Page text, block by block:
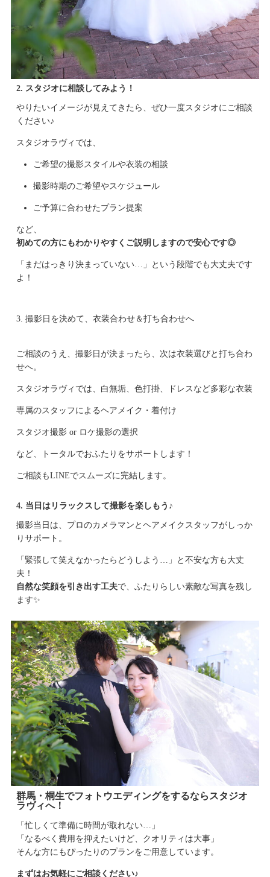
2. スタジオに相談してみよう！
やりたいイメージが見えてきたら、ぜひ一度スタジオにご相談
ください♪
スタジオラヴィでは、
ご希望の撮影スタイルや衣装の相談
撮影時期のご希望やスケジュール
ご予算に合わせたプラン提案
など、
初めての方にもわかりやすくご説明しますので安心です◎
「まだはっきり決まっていない…」という段階でも大丈夫です
よ！
3. 撮影日を決めて、衣装合わせ＆打ち合わせへ
ご相談のうえ、撮影日が決まったら、次は衣装選びと打ち合わ
せへ。
スタジオラヴィでは、白無垢、色打掛、ドレスなど多彩な衣装
専属のスタッフによるヘアメイク・着付け
スタジオ撮影 or ロケ撮影の選択
など、トータルでおふたりをサポートします！
ご相談もLINEでスムーズに完結します。
4. 当日はリラックスして撮影を楽しもう♪
撮影当日は、プロのカメラマンとヘアメイクスタッフがしっか
りサポート。
「緊張して笑えなかったらどうしよう…」と不安な方も大丈
夫！
自然な笑顔を引き出す工夫で、ふたりらしい素敵な写真を残し
ます✨
群馬・桐生でフォトウエディングをするならスタジオ
ラヴィへ！
「忙しくて準備に時間が取れない…」
「なるべく費用を抑えたいけど、クオリティは大事」
そんな方にもぴったりのプランをご用意しています。
まずはお気軽にご相談ください♪